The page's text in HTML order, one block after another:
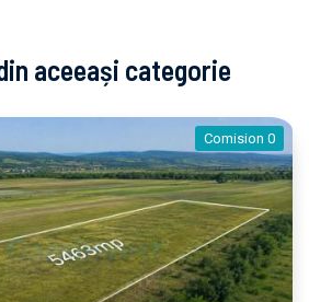
aceeași categorie
Comision 0